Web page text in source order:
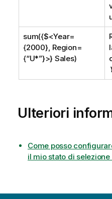
sum({$<Year=
{2000}, Region=
{“U*”}>} Sales)
Ulteriori
Come posso
il mio stato di